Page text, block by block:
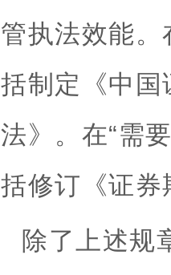
管执法效能。
括制定《中
法》。在“需
括修订《证
除了上述规